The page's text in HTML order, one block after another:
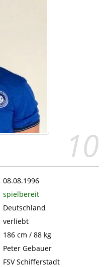
10
08.08.1996
spielbereit
Deutschland
verliebt
186 cm / 88 kg
Peter Gebauer
FSV Schifferstadt